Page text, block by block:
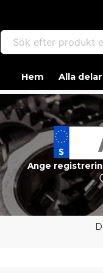
Sök efter produkt eller
Hem Alla delar
Ange